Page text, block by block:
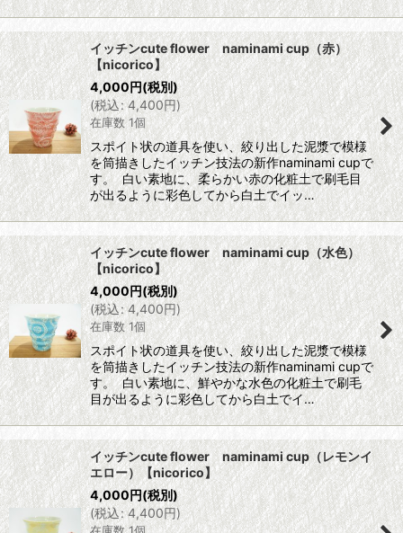
イッチンcute flower naminami cup（赤）
【nicorico】
4,000円(税別)
(税込: 4,400円)
在庫数 1個
スポイト状の道具を使い、絞り出した泥漿で模様
を筒描きしたイッチン技法の新作naminami cupで
す。 白い素地に、柔らかい赤の化粧土で刷毛目
が出るように彩色してから白土でイッ…
イッチンcute flower naminami cup（水色）
【nicorico】
4,000円(税別)
(税込: 4,400円)
在庫数 1個
スポイト状の道具を使い、絞り出した泥漿で模様
を筒描きしたイッチン技法の新作naminami cupで
す。 白い素地に、鮮やかな水色の化粧土で刷毛
目が出るように彩色してから白土でイ…
イッチンcute flower naminami cup（レモンイ
エロー）【nicorico】
4,000円(税別)
(税込: 4,400円)